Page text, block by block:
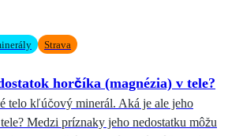
Strava
horčíka (magnézia) v tele?
telo kľúčový minerál. Aká je ale jeho
Medzi príznaky jeho nedostatku môžu